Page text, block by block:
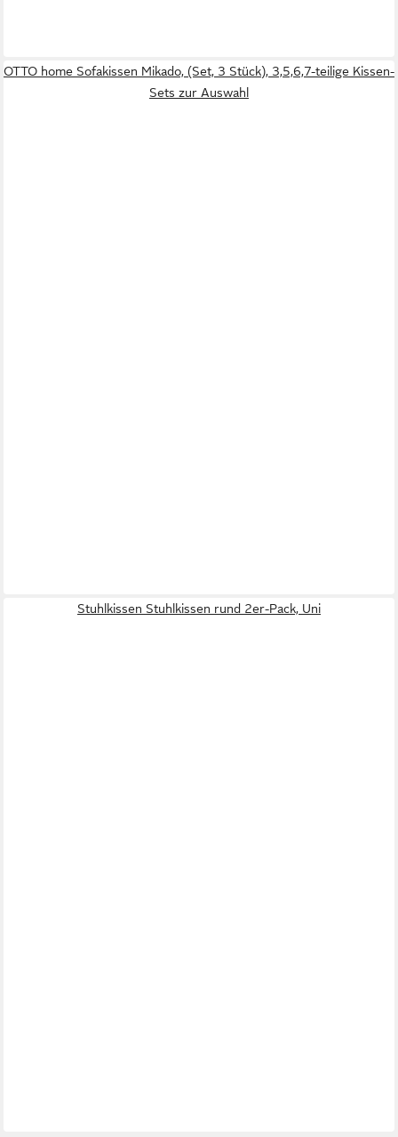
OTTO home Sofakissen Mikado, (Set, 3 Stück), 3,5,6,7-teilige Kissen-
Sets zur Auswahl
Stuhlkissen Stuhlkissen rund 2er-Pack, Uni